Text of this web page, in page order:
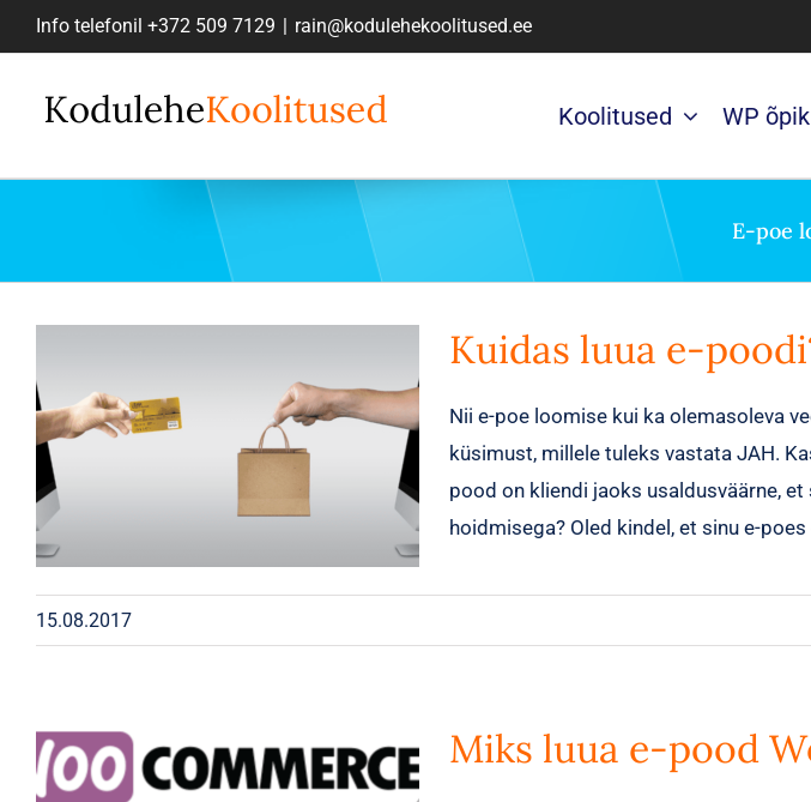
Skip
to
content
Info telefonil +372 509 7129 | rain@kodulehekoolitused.ee
Koolitused WP
E-poe
Kuidas luua e-
Nii e-poe loomise kui ka olemasoleva
küsimust, millele tuleks vastata JAH.
pood on kliendi jaoks usaldusväärne,
hoidmisega? Oled kindel, et sinu e-
15.08.2017
Miks luua e-pood